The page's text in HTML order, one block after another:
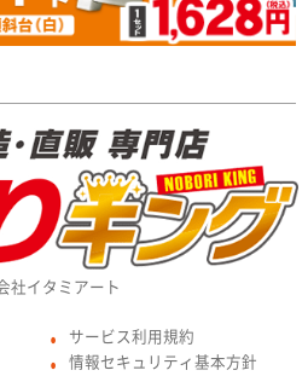
社イタミアート
● サービス利用規約
● 情報セキュリティ基本方針